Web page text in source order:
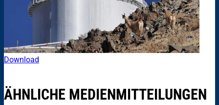
Download
ÄHNLICHE MEDIENMITTEILUNGEN